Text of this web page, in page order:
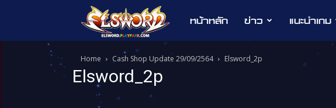
Elsword
หน้าหลัก ข่าว แนะนำเกม
Home Cash Shop Update 29/09/2564 Elsword_2p
Elsword_2p